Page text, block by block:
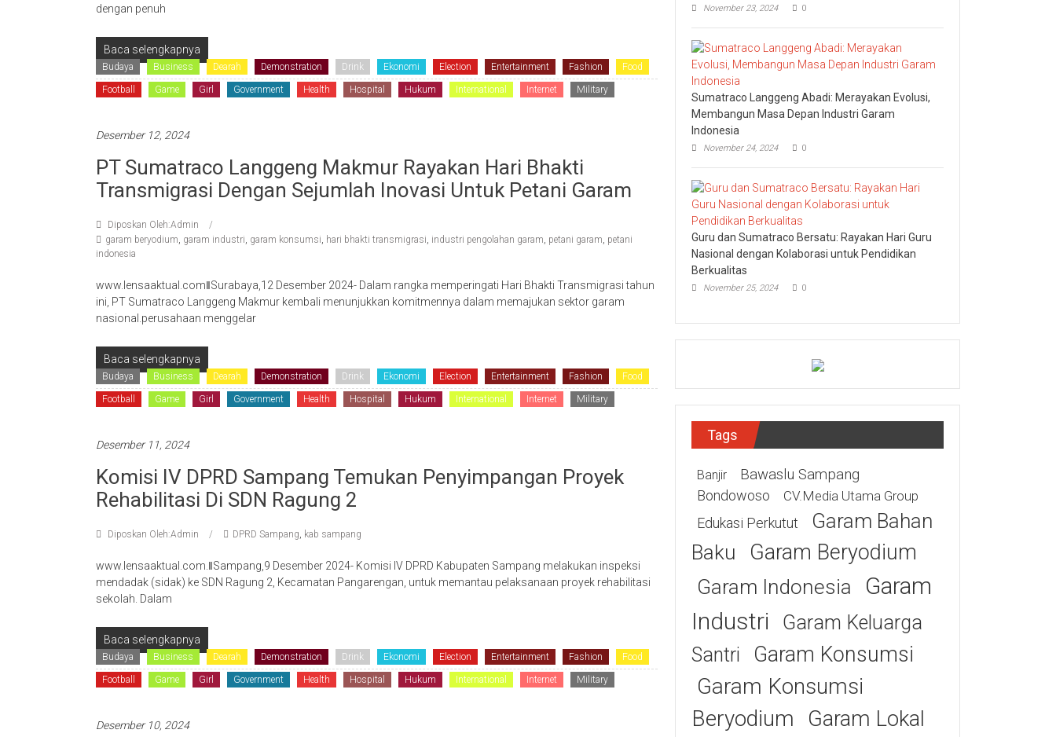
dengan penuh
Baca selengkapnya
Budaya Business Dearah Demonstration Drink Ekonomi Election Entertainment Fashion Food
Football Game Girl Government Health Hospital Hukum International Internet Military
Desember 12, 2024
PT Sumatraco Langgeng Makmur Rayakan Hari Bhakti
Transmigrasi Dengan Sejumlah Inovasi Untuk Petani Garam
Diposkan Oleh:Admin
garam beryodium, garam industri, garam konsumsi, hari bhakti transmigrasi, industri pengolahan garam, petani garam, petani
indonesia
www.lensaaktual.comǁSurabaya,12 Desember 2024- Dalam rangka memperingati Hari Bhakti Transmigrasi tahun
ini, PT Sumatraco Langgeng Makmur kembali menunjukkan komitmennya dalam memajukan sektor garam
nasional.perusahaan menggelar
Baca selengkapnya
Budaya Business Dearah Demonstration Drink Ekonomi Election Entertainment Fashion Food
Football Game Girl Government Health Hospital Hukum International Internet Military
Desember 11, 2024
Komisi IV DPRD Sampang Temukan Penyimpangan Proyek
Rehabilitasi Di SDN Ragung 2
Diposkan Oleh:Admin DPRD Sampang, kab sampang
www.lensaaktual.com.ǁSampang,9 Desember 2024- Komisi IV DPRD Kabupaten Sampang melakukan inspeksi
mendadak (sidak) ke SDN Ragung 2, Kecamatan Pangarengan, untuk memantau pelaksanaan proyek rehabilitasi
sekolah. Dalam
Baca selengkapnya
Budaya Business Dearah Demonstration Drink Ekonomi Election Entertainment Fashion Food
Football Game Girl Government Health Hospital Hukum International Internet Military
Desember 10, 2024
November 23, 2024 0
Sumatraco Langgeng Abadi: Merayakan Evolusi,
Membangun Masa Depan Industri Garam
Indonesia
November 24, 2024 0
Guru dan Sumatraco Bersatu: Rayakan Hari Guru
Nasional dengan Kolaborasi untuk Pendidikan
Berkualitas
November 25, 2024 0
Tags
Banjir Bawaslu Sampang
Bondowoso CV.Media Utama Group
Edukasi Perkutut
Garam Bahan
Baku
Garam Beryodium
Garam Indonesia
Garam
Industri
Garam Keluarga
Santri
Garam Konsumsi
Garam Konsumsi
Beryodium
Garam Lokal